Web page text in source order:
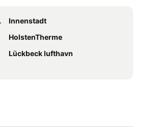
Innenstadt
HolstenTherme
Lückbeck lufthavn